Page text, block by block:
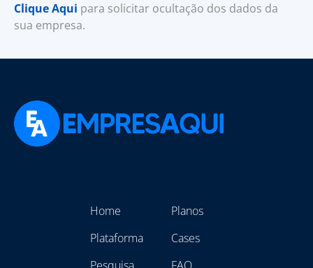
Clique Aqui para solicitar ocultação dos dados da
sua empresa.
Home
Plataforma
Pesquisa
Planos
Cases
FAQ